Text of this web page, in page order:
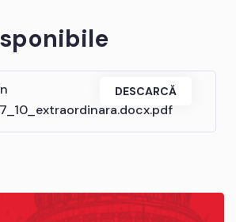
DESCARCĂ